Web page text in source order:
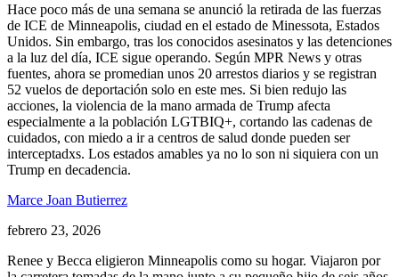
Hace poco más de una semana se anunció la retirada de las fuerzas
de ICE de Minneapolis, ciudad en el estado de Minessota, Estados
Unidos. Sin embargo, tras los conocidos asesinatos y las detenciones
a la luz del día, ICE sigue operando. Según MPR News y otras
fuentes, ahora se promedian unos 20 arrestos diarios y se registran
52 vuelos de deportación solo en este mes. Si bien redujo las
acciones, la violencia de la mano armada de Trump afecta
especialmente a la población LGTBIQ+, cortando las cadenas de
cuidados, con miedo a ir a centros de salud donde pueden ser
interceptadxs. Los estados amables ya no lo son ni siquiera con un
Trump en decadencia.
Marce Joan Butierrez
febrero 23, 2026
Renee y Becca eligieron Minneapolis como su hogar. Viajaron por